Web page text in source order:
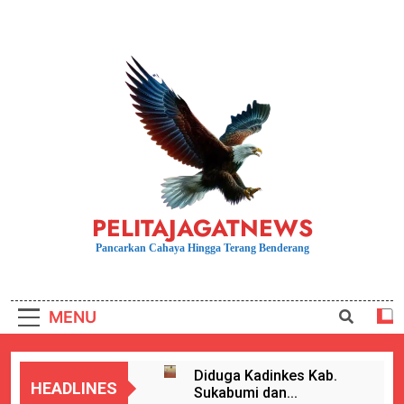
PELITAJAGATNEWS
Pancarkan Cahaya Hingga Terang Benderang
MENU
HEADLINES
Diduga Kadinkes Kab.
Sukabumi dan